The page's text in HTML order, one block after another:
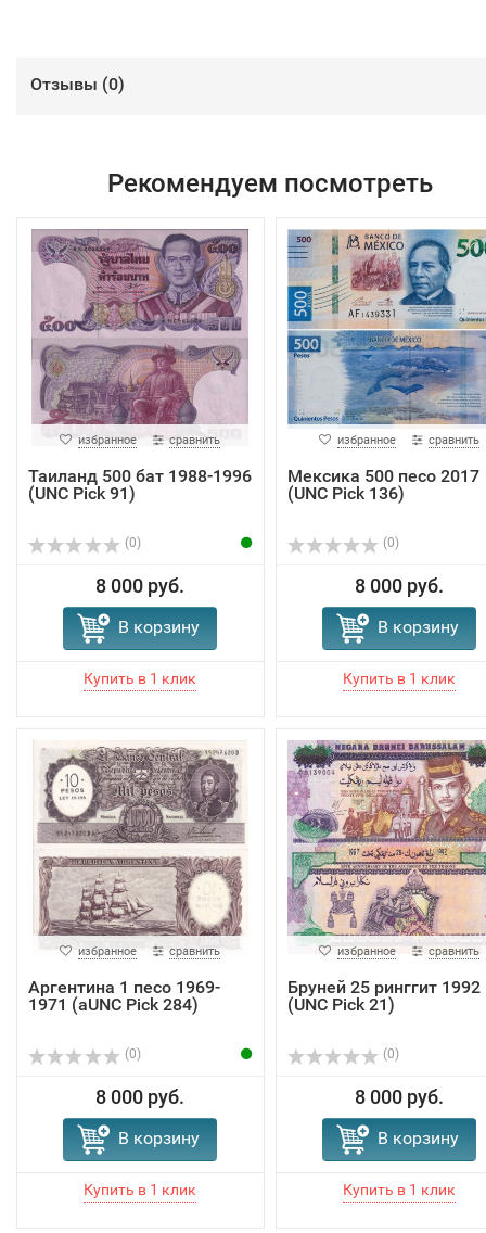
Отзывы (0)
Рекомендуем посмотреть
избранное сравнить
Таиланд 500 бат 1988-1996
(UNC Pick 91)
(0)
8 000 руб.
В корзину
избранное сравнить
Мексика 500 песо 2017
(UNC Pick 136)
(0)
8 000 руб.
В корзину
избранное сравнить
Аргентина 1 песо 1969-
1971 (aUNC Pick 284)
(0)
8 000 руб.
В корзину
избранное сравнить
Бруней 25 ринггит 1992
(UNC Pick 21)
(0)
8 000 руб.
В корзину